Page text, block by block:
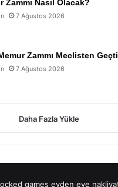
Zammı Nasıl Olacak?
7 Ağustos 2026
Zammı Meclisten
7 Ağustos 2026
Daha Fazla Yükle
games evden eve